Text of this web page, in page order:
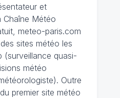
et
Chaîne Météo
meteo-paris.com
sites météo les
(surveillance quasi-
météo
Outre
premier site météo